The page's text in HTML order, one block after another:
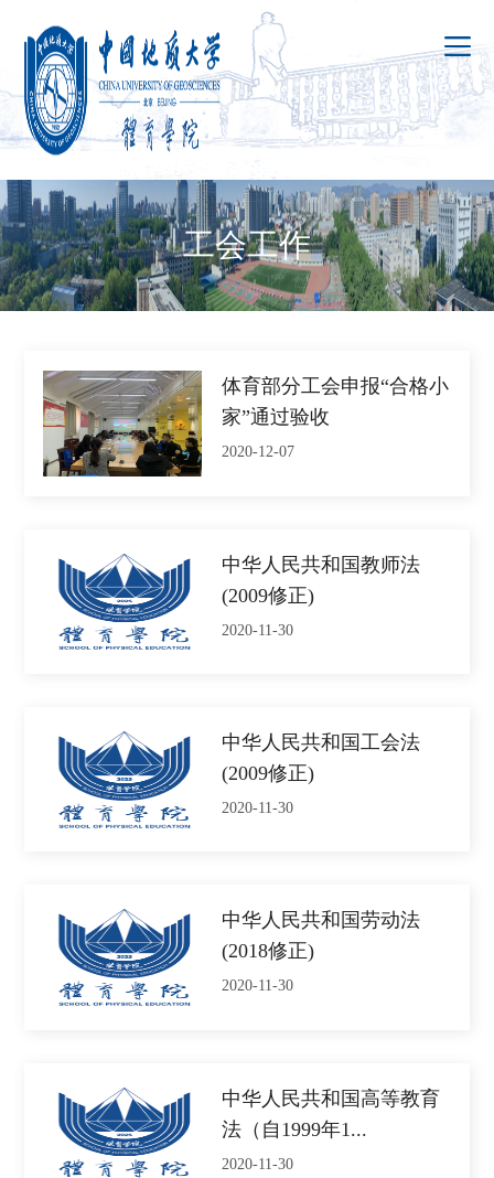
工会工作
体育部分工会申报“合格小
家”通过验收
2020-12-07
中华人民共和国教师法
(2009修正)
2020-11-30
中华人民共和国工会法
(2009修正)
2020-11-30
中华人民共和国劳动法
(2018修正)
2020-11-30
中华人民共和国高等教育
法（自1999年1...
2020-11-30